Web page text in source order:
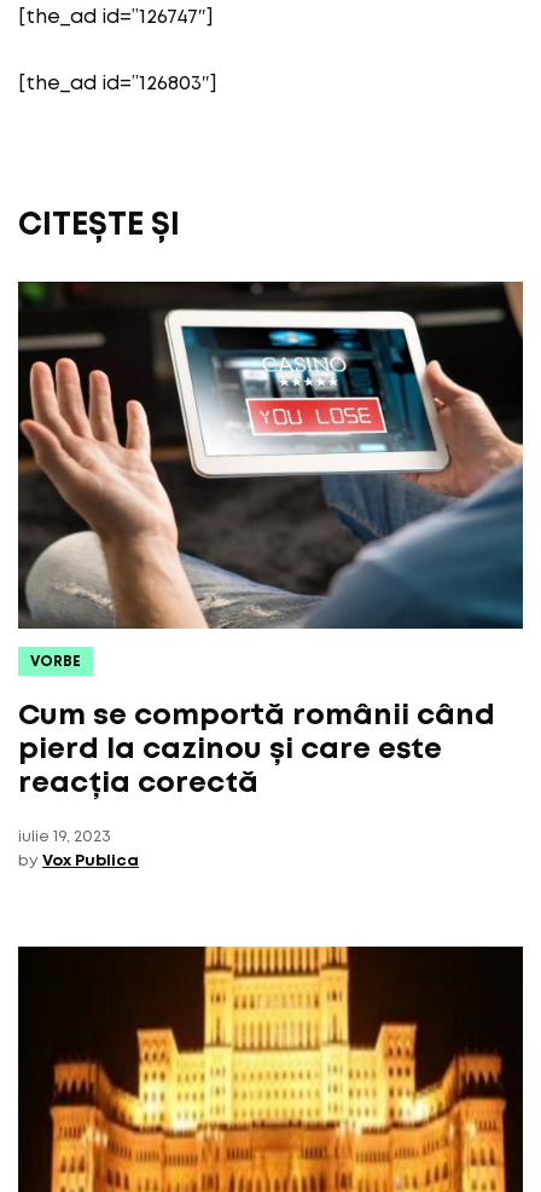
[the_ad id=”126747″]
[the_ad id=”126803″]
CITEȘTE ȘI
VORBE
Cum se comportă românii când
pierd la cazinou și care este
reacția corectă
iulie 19, 2023
by Vox Publica